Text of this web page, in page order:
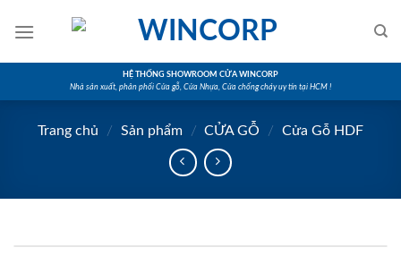
HỆ THỐNG SHOWROOM CỬA WINCORP
Nhà sản xuất, phân phối Cửa gỗ, Cửa Nhựa, Cửa chống cháy uy tín tại HCM !
Trang chủ / Sản phẩm / CỬA GỖ / Cửa Gỗ HDF